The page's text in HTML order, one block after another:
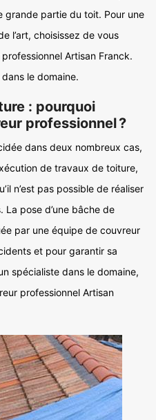
grande partie du toit. Pour une
l’art, choisissez de vous
Artisan Franck.
le domaine.
: pourquoi
professionnel ?
dans deux nombreux cas,
de travaux de toiture,
n’est pas possible de réaliser
La pose d’une bâche de
par une équipe de couvreur
et pour garantir sa
spécialiste dans le domaine,
professionnel Artisan